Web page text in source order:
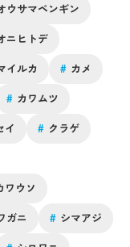
ウサマペンギン
ニヒトデ
イルカ # カメ
# カワムツ
イ # クラゲ
ワウソ
ガニ # シマアジ